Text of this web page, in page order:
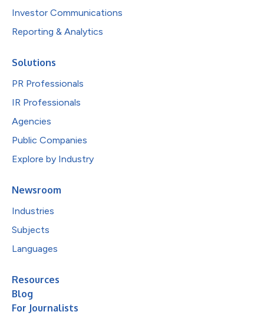
Investor Communications
Reporting & Analytics
Solutions
PR Professionals
IR Professionals
Agencies
Public Companies
Explore by Industry
Newsroom
Industries
Subjects
Languages
Resources
Blog
For Journalists